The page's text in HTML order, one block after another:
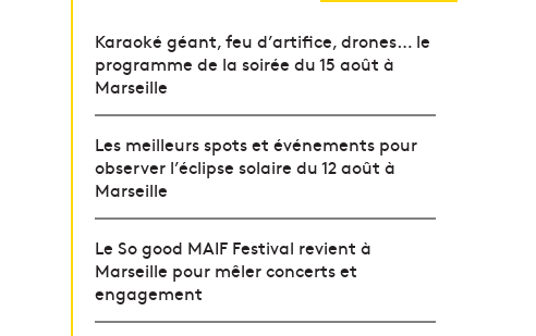
Karaoké géant, feu d’artifice, drones… le
programme de la soirée du 15 août à
Marseille
Les meilleurs spots et événements pour
observer l’éclipse solaire du 12 août à
Marseille
Le So good MAIF Festival revient à
Marseille pour mêler concerts et
engagement